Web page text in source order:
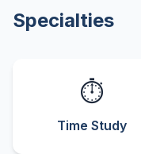
Specialties
⏱️
Time Study